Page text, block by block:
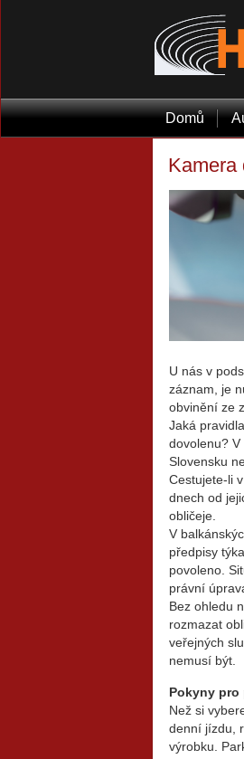
Domů
Kamera
U nás v
záznam, je
obvinění ze
Jaká
dovolenu?
Slovensku
Cestujete-li
dnech od
obličeje.
V
předpisy
povoleno.
právní
Bez ohledu
rozmazat
veřejných
nemusí být.
Pokyny pro
Než si
denní jízdu,
výrobku.